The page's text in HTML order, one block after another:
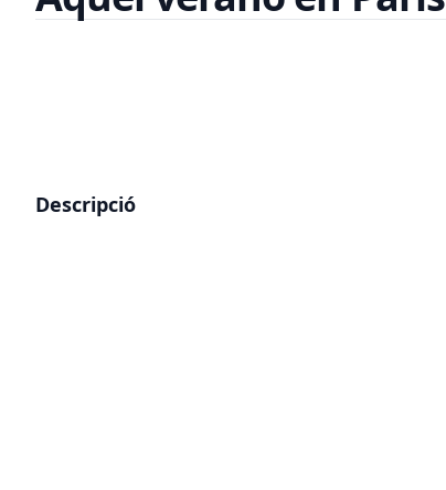
Descripció